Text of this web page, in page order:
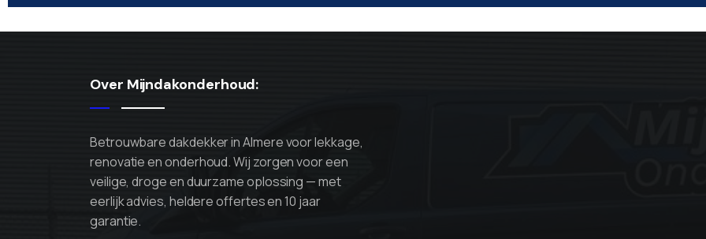
Over Mijndakonderhoud:
Betrouwbare dakdekker in Almere voor lekkage,
renovatie en onderhoud. Wij zorgen voor een
veilige, droge en duurzame oplossing — met
eerlijk advies, heldere offertes en 10 jaar
garantie.